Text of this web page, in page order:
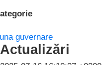
guvernare
Actualizări